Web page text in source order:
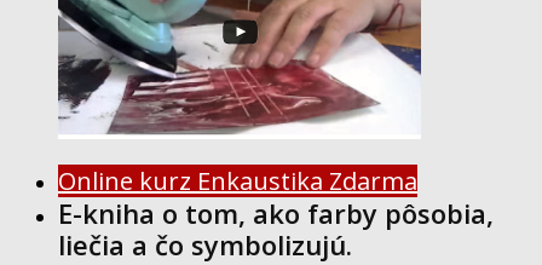
Online kurz Enkaustika Zdarma
E-kniha o tom, ako farby pôsobia,
liečia a čo symbolizujú.